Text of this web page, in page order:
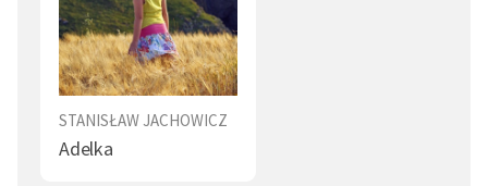
STANISŁAW JACHOWICZ
Adelka